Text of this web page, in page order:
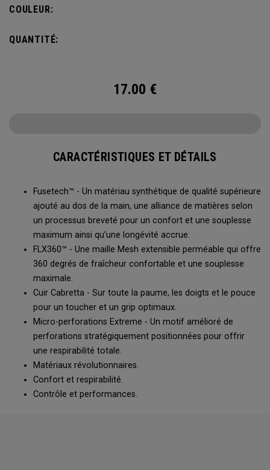
COULEUR:
QUANTITÉ:
17.00 €
CARACTÉRISTIQUES ET DÉTAILS
Fusetech™ - Un matériau synthétique de qualité supérieure
ajouté au dos de la main, une alliance de matières selon
un processus breveté pour un confort et une souplesse
maximum ainsi qu’une longévité accrue.
FLX360™ - Une maille Mesh extensible perméable qui offre
360 degrés de fraîcheur confortable et une souplesse
maximale.
Cuir Cabretta - Sur toute la paume, les doigts et le pouce
pour un toucher et un grip optimaux.
Micro-perforations Extreme - Un motif amélioré de
perforations stratégiquement positionnées pour offrir
une respirabilité totale.
Matériaux révolutionnaires.
Confort et respirabilité.
Contrôle et performances.